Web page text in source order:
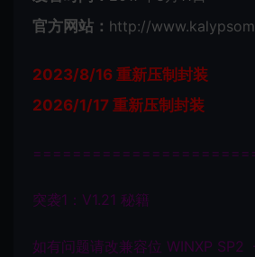
官方网站： http://
2023/8/16 重新压制封装
2026/1/17 重新压制封装
突袭1：V1.21 秘籍
如有问题请改兼容位 WINXP